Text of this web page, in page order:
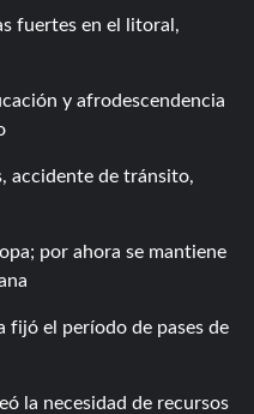
fuertes en el litoral,
y afrodescendencia
accidente de tránsito,
por ahora se mantiene
fijó el período de pases de
la necesidad de recursos